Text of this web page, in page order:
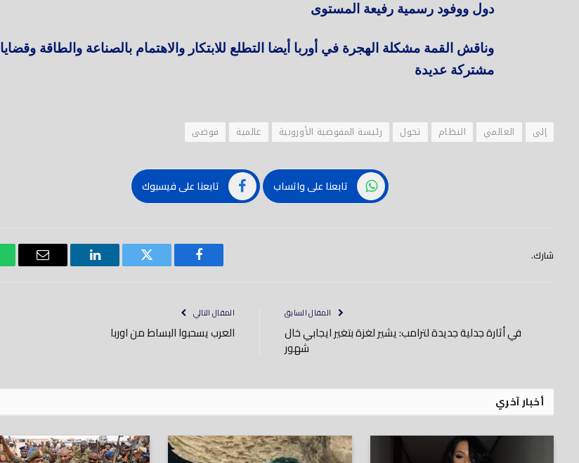
دول ووفود رسمية رفيعة المستوى
وناقش القمة مشكلة الهجرة في أوربا أيضا التطلع للابتكار والاهتمام بالصناعة والطاقة وقضايا
مشتركة عديدة
إلى العالمي النظام تحول رئيسة المفوضية الأوروبية عالمية فوضى
تابعنا على واتساب تابعنا على فيسبوك
شارك.
فيسبوك تويتر لينكدود
بريد
المقال السابق
في أثارة جدلية جديدة لترامب: يشير لغزة بتغير ايجابي خال
شهور
المقال التالي
العرب يسحبوا البساط من اوربا
أخبار آخري